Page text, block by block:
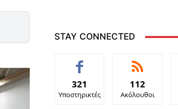
STAY CONNECTED
321
Υποστηρικτές
112
Ακόλουθοι